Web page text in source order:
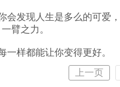
发现人生是多么的可
臂之力。
样都能让你变得更好。
上一页